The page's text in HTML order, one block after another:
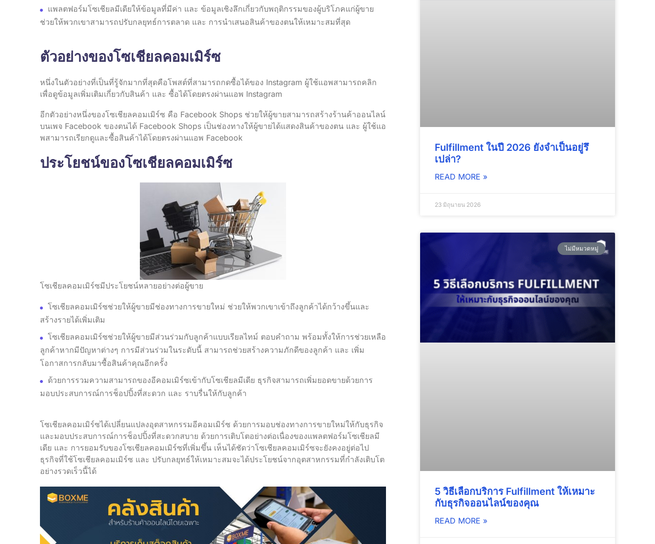
แพลตฟอร์มโซเชียลมีเดียให้ข้อมูลที่มีค่า และ ข้อมูลเชิงลึกเกี่ยวกับพฤติกรรมของผู้บริโภคแก่ผู้ขาย
ช่วยให้พวกเขาสามารถปรับกลยุทธ์การตลาด และ การนำเสนอสินค้าของตนให้เหมาะสมที่สุด
ตัวอย่างของโซเชียลคอมเมิร์ซ
หนึ่งในตัวอย่างที่เป็นที่รู้จักมากที่สุดคือโพสต์ที่สามารถกดซื้อได้ของ Instagram ผู้ใช้แอพสามารถคลิก
เพื่อดูข้อมูลเพิ่มเติมเกี่ยวกับสินค้า และ ซื้อได้โดยตรงผ่านแอพ Instagram
อีกตัวอย่างหนึ่งของโซเชียลคอมเมิร์ซ คือ Facebook Shops ช่วยให้ผู้ขายสามารถสร้างร้านค้าออนไลน์
บนเพจ Facebook ของตนได้ Facebook Shops เป็นช่องทางให้ผู้ขายได้แสดงสินค้าของตน และ ผู้ใช้แอ
พสามารถเรียกดูและซื้อสินค้าได้โดยตรงผ่านแอพ Facebook
ประโยชน์ของโซเชียลคอมเมิร์ซ
โซเชียลคอมเมิร์ซมีประโยชน์หลายอย่างต่อผู้ขาย
โซเชียลคอมเมิร์ซช่วยให้ผู้ขายมีช่องทางการขายใหม่ ช่วยให้พวกเขาเข้าถึงลูกค้าได้กว้างขึ้นและ
สร้างรายได้เพิ่มเติม
โซเชียลคอมเมิร์ซช่วยให้ผู้ขายมีส่วนร่วมกับลูกค้าแบบเรียลไทม์ ตอบคำถาม พร้อมทั้งให้การช่วยเหลือ
ลูกค้าหากมีปัญหาต่างๆ การมีส่วนร่วมในระดับนี้ สามารถช่วยสร้างความภักดีของลูกค้า และ เพิ่ม
โอกาสการกลับมาซื้อสินค้าคุณอีกครั้ง
ด้วยการรวมความสามารถของอีคอมเมิร์ซเข้ากับโซเชียลมีเดีย ธุรกิจสามารถเพิ่มยอดขายด้วยการ
มอบประสบการณ์การช็อปปิ้งที่สะดวก และ ราบรื่นให้กับลูกค้า
โซเชียลคอมเมิร์ซได้เปลี่ยนแปลงอุตสาหกรรมอีคอมเมิร์ซ ด้วยการมอบช่องทางการขายใหม่ให้กับธุรกิจ
และมอบประสบการณ์การช็อปปิ้งที่สะดวกสบาย ด้วยการเติบโตอย่างต่อเนื่องของแพลตฟอร์มโซเชียลมี
เดีย และ การยอมรับของโซเชียลคอมเมิร์ซที่เพิ่มขึ้น เห็นได้ชัดว่าโซเชียลคอมเมิร์ซจะยังคงอยู่ต่อไป
ธุรกิจที่ใช้โซเชียลคอมเมิร์ซ และ ปรับกลยุทธ์ให้เหมาะสมจะได้ประโยชน์จากอุตสาหกรรมที่กำลังเติบโต
อย่างรวดเร็วนี้ได้
Fulfillment ในปี 2026 ยังจำเป็นอยู่รึ
เปล่า?
READ MORE »
23 มิถุนายน 2026
ไม่มีหมวดหมู่
5 วิธีเลือกบริการ Fulfillment ให้เหมาะ
กับธุรกิจออนไลน์ของคุณ
READ MORE »